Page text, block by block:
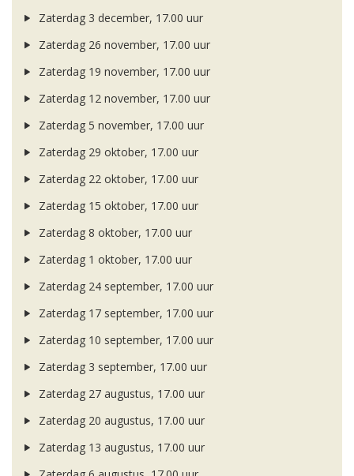
Zaterdag 3 december, 17.00 uur
Zaterdag 26 november, 17.00 uur
Zaterdag 19 november, 17.00 uur
Zaterdag 12 november, 17.00 uur
Zaterdag 5 november, 17.00 uur
Zaterdag 29 oktober, 17.00 uur
Zaterdag 22 oktober, 17.00 uur
Zaterdag 15 oktober, 17.00 uur
Zaterdag 8 oktober, 17.00 uur
Zaterdag 1 oktober, 17.00 uur
Zaterdag 24 september, 17.00 uur
Zaterdag 17 september, 17.00 uur
Zaterdag 10 september, 17.00 uur
Zaterdag 3 september, 17.00 uur
Zaterdag 27 augustus, 17.00 uur
Zaterdag 20 augustus, 17.00 uur
Zaterdag 13 augustus, 17.00 uur